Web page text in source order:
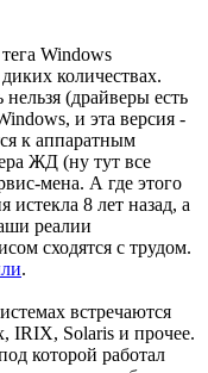
Windows
количествах.
(драйверы есть
и эта версия -
к аппаратным
ЖД (ну тут все
мена. А где этого
истекла 8 лет назад, а
реалии
сходятся с трудом.
.
встречаются
IRIX, Solaris и прочее.
которой работал